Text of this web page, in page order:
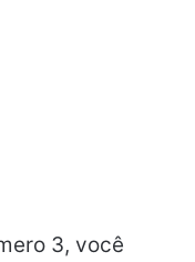
3, você